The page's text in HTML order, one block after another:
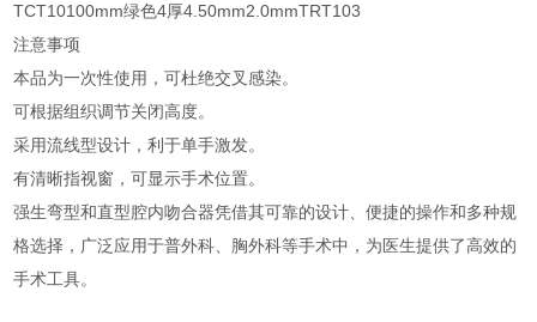
TCT10100mm绿色4厚4.50mm2.0mmTRT103
注意事项
本品为一次性使用，可杜绝交叉感染。
可根据组织调节关闭高度。
采用流线型设计，利于单手激发。
有清晰指视窗，可显示手术位置。
强生弯型和直型腔内吻合器凭借其可靠的设计、便捷的操作和多种规
格选择，广泛应用于普外科、胸外科等手术中，为医生提供了高效的
手术工具。